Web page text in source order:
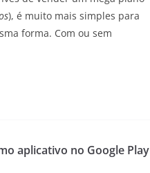
), é muito mais simples para
forma. Com ou sem
aplicativo no Google Play